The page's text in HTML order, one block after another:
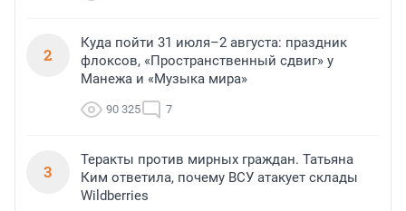
2
Куда пойти 31 июля–2 августа: праздник
флоксов, «Пространственный сдвиг» у
Манежа и «Музыка мира»
90 325 7
3
Теракты против мирных граждан. Татьяна
Ким ответила, почему ВСУ атакует склады
Wildberries